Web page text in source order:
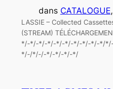
dans CATALOGUE,
LASSIE – Collected
(STREAM)
*/-*/-*/-*/-*/-*/-*/-*/-*/-*/
*/-/*/-/-*/-*/-*/-*/